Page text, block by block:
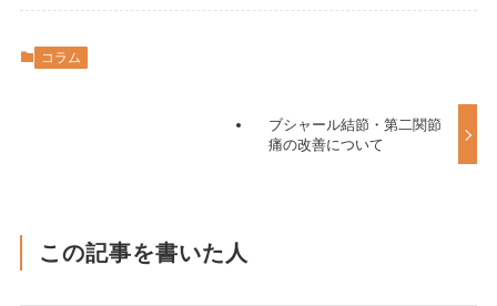
コラム
ブシャール結節・第二関節
痛の改善について
この記事を書いた人